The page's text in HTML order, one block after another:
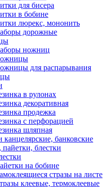
для бисера
в бобине
люрекс, мононить
дорожные
ножниц
для распарывания
в рулонах
декоративная
продежка
с перфорацией
шляпная
канцелярские, банковские
блестки
на бобине
стразы на листе
клеевые, термоклеевые